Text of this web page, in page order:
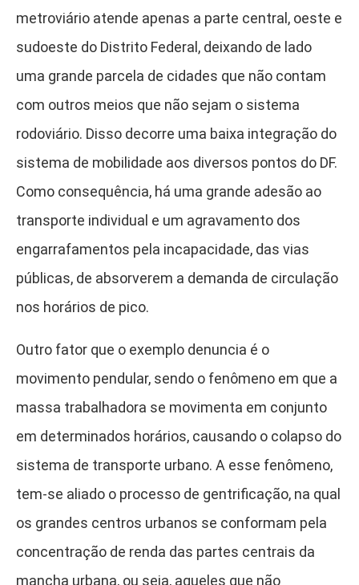
metroviário atende apenas a parte central, oeste e
sudoeste do Distrito Federal, deixando de lado
uma grande parcela de cidades que não contam
com outros meios que não sejam o sistema
rodoviário. Disso decorre uma baixa integração do
sistema de mobilidade aos diversos pontos do DF.
Como consequência, há uma grande adesão ao
transporte individual e um agravamento dos
engarrafamentos pela incapacidade, das vias
públicas, de absorverem a demanda de circulação
nos horários de pico.
Outro fator que o exemplo denuncia é o
movimento pendular, sendo o fenômeno em que a
massa trabalhadora se movimenta em conjunto
em determinados horários, causando o colapso do
sistema de transporte urbano. A esse fenômeno,
tem-se aliado o processo de gentrificação, na qual
os grandes centros urbanos se conformam pela
concentração de renda das partes centrais da
mancha urbana, ou seja, aqueles que não